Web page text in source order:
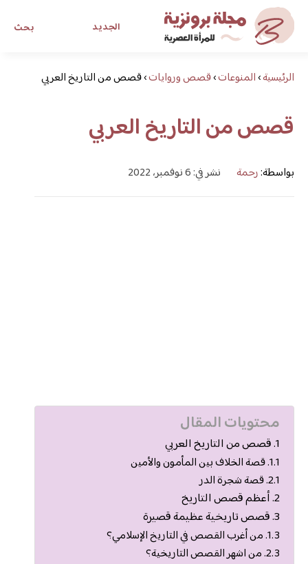
بحث الجديد
مجلة برونزية للفتاة العصرية
ابحث عن أي موضوع يهمك
الرئيسية›المنوعات›قصص وروايات›قصص من التاريخ العربي
قصص من التاريخ العربي
بواسطة:رحمة نشر في: 6 نوفمبر، 2022
محتويات المقال
قصص من التاريخ العربي
قصة الخلاف بين المأمون والأمين
قصة شجرة الدر
أعظم قصص التاريخ
قصص تاريخية عظيمة قصيرة
من أغرب القصص في التاريخ الإسلامي؟
من اشهر القصص التاريخية؟